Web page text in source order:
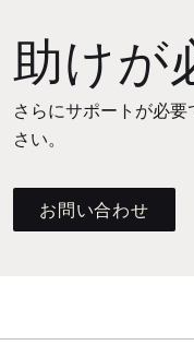
助けが
さらにサポートが必
さい。
お問い合わせ